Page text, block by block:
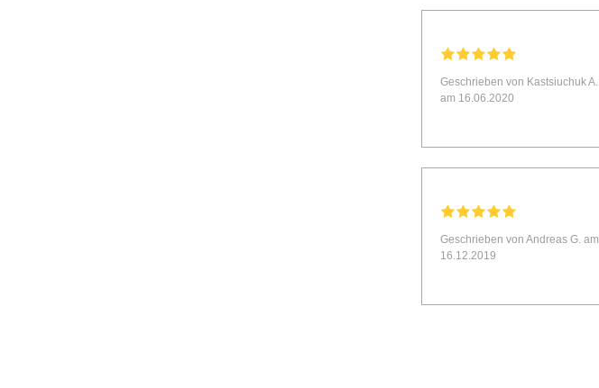
Geschrieben von Kastsiuchuk A.
am 16.06.2020
Geschrieben von Andreas G. am
16.12.2019